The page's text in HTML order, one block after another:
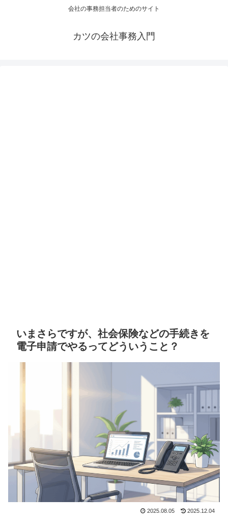
会社の事務担当者のためのサイト
カツの会社事務入門
いまさらですが、社会保険などの手続きを
電子申請でやるってどういうこと？
2025.08.05 2025.12.04